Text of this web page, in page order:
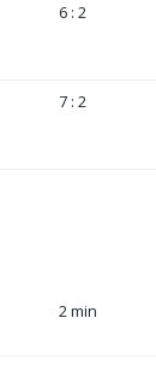
6 : 2
7 : 2
2 min